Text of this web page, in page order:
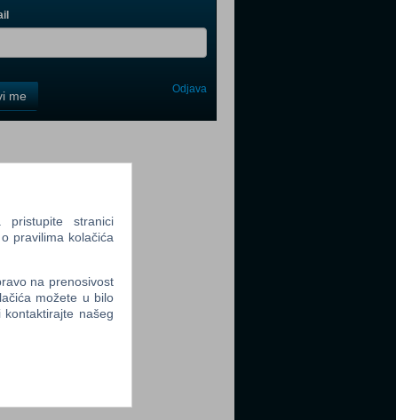
me Odjava
stranici
pravilima kolačića
na prenosivost
možete u bilo
kontaktirajte našeg